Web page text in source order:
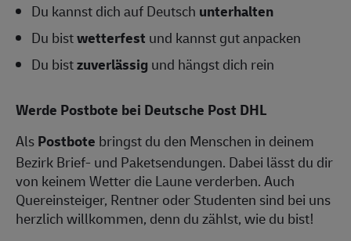
Du kannst dich auf Deutsch unterhalten
Du bistwetterfest und kannst gut anpacken
Du bistzuverlässigund hängst dich rein
Werde Postbote bei Deutsche Post DHL
AlsPostbote bringst du den Menschen in deinem
Bezirk Brief- und Paketsendungen. Dabei lässt du dir
von keinem Wetter die Laune verderben. Auch
Quereinsteiger, Rentner oder Studenten sind bei uns
herzlich willkommen, denn du zählst, wie du bist!